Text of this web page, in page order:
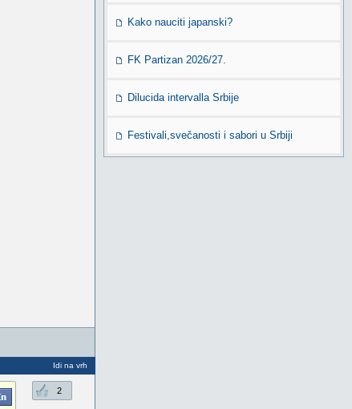
Idi na vrh
2
Kako nauciti japanski?
FK Partizan 2026/27.
Dilucida intervalla Srbije
Festivali,svečanosti i sabori u Srbiji